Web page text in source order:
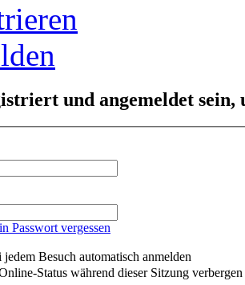
und angemeldet sein,
Passwort vergessen
Besuch automatisch anmelden
Status während dieser Sitzung verbergen